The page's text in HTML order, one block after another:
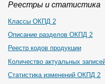
Реестры и статистика
Классы ОКПД 2
Описание разделов ОКПД 2
Реестр кодов продукции
Количество актуальных
Статистика изменений ОКПД 2